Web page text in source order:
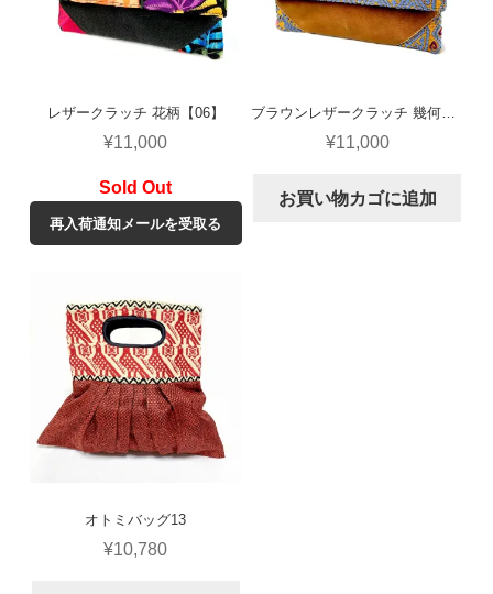
レザークラッチ 花柄【06】
¥11,000
再入荷通知メールを受取る
ブラウンレザークラッチ 幾何学柄【02】
¥11,000
お買い物カゴに追加
オトミバッグ13
¥10,780